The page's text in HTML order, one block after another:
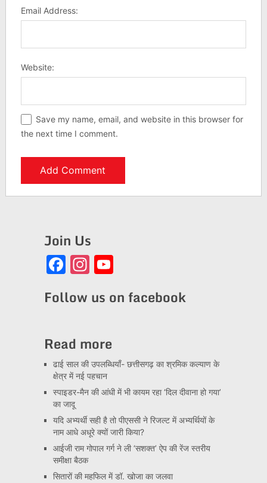
Email Address:
Website:
Save my name, email, and website in this browser for
the next time I comment.
Join Us
Facebook
Instagram
YouTube
Follow us on facebook
Read more
ढाई साल की उपलब्धियाँ- छत्तीसगढ़ का श्रमिक कल्याण के
क्षेत्र में नई पहचान
स्पाइडर-मैन की आंधी में भी कायम रहा ‘दिल दीवाना हो गया’
का जादू
यदि अभ्यर्थी सही है तो पीएससी ने रिजल्ट में अभ्यर्थियों के
नाम आधे अधूरे क्यों जारी किया?
आईजी राम गोपाल गर्ग ने ली ‘सशक्त’ ऐप की रेंज स्तरीय
समीक्षा बैठक
सितारों की महफिल में डॉ. खोजा का जलवा